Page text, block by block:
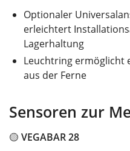
Optionaler
erleichtert
Lagerhaltung
Leuchtring ermöglicht
aus der Ferne
Sensoren zur
🟡 VEGABAR 28